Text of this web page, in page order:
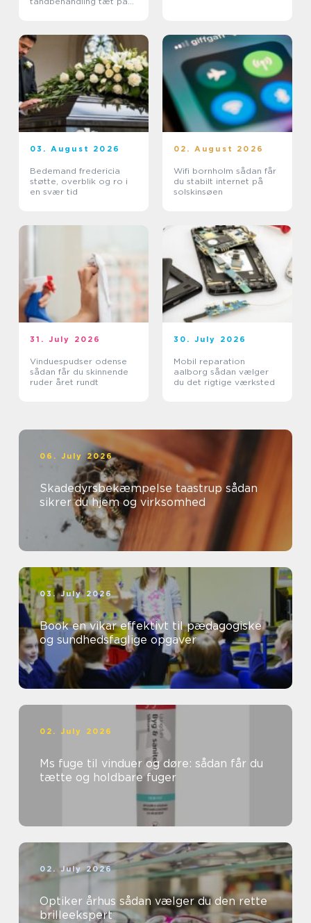
03. August 2026
Bedemand fredericia
støtte, overblik og ro i
en svær tid
02. August 2026
Wifi bornholm sådan får
du stabilt internet på
solskinsøen
31. July 2026
Vinduespudser odense
sådan får du skinnende
ruder året rundt
30. July 2026
Mobil reparation
aalborg sådan vælger
du det rigtige værksted
06. July 2026
Skadedyrsbekæmpelse taastrup sådan
sikrer du hjem og virksomhed
03. July 2026
Book en vikar effektivt til pædagogiske
og sundhedsfaglige opgaver
02. July 2026
Ms fuge til vinduer og døre: sådan får du
tætte og holdbare fuger
02. July 2026
Optiker århus sådan vælger du den rette
brilleekspert